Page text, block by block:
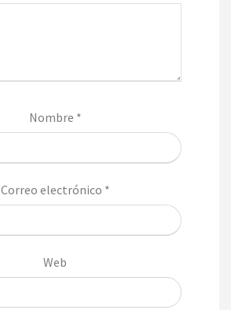
Nombre *
Correo electrónico *
Web